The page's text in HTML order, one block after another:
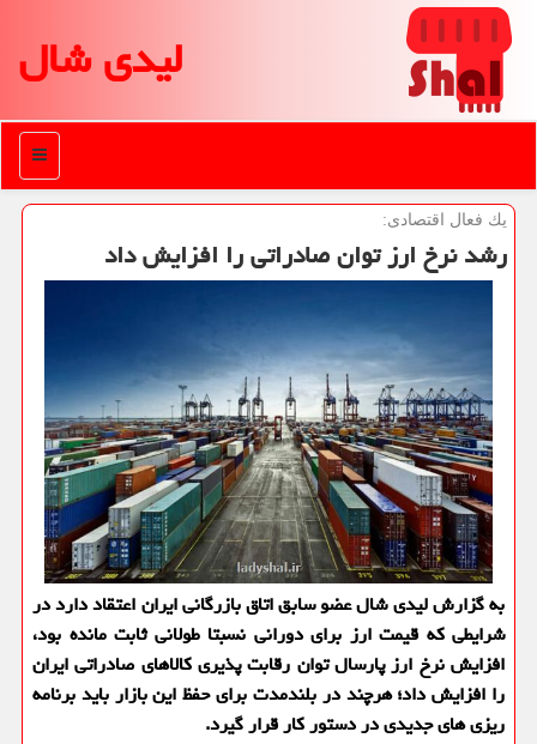
لیدی شال
منو
یك فعال اقتصادی:
رشد نرخ ارز توان صادراتی را افزایش داد
به گزارش لیدی شال عضو سابق اتاق بازرگانی ایران اعتقاد دارد در
شرایطی كه قیمت ارز برای دورانی نسبتا طولانی ثابت مانده بود،
افزایش نرخ ارز پارسال توان رقابت پذیری كالاهای صادراتی ایران
را افزایش داد؛ هرچند در بلندمدت برای حفظ این بازار باید برنامه
ریزی های جدیدی در دستور كار قرار گیرد.